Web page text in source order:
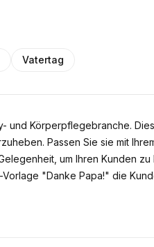
Vatertag
und Körperpflegebranche.
Passen Sie sie mit
um Ihren Kunden
"Danke Papa!" die